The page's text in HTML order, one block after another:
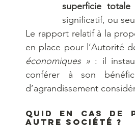
superficie
significatif, ou
Le rapport relatif à la
en place pour l’Autorité
économiques » : il
conférer à son
d’agrandissement
Quid en cas de
autre société ?